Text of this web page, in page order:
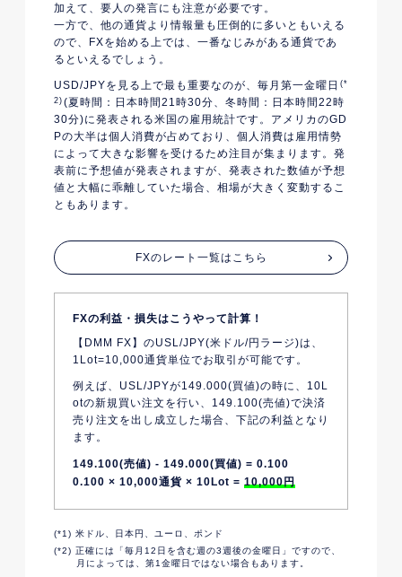
加えて、要人の発言にも注意が必要です。
一方で、他の通貨より情報量も圧倒的に多いともいえる
ので、FXを始める上では、一番なじみがある通貨であ
るといえるでしょう。
USD/JPYを見る上で最も重要なのが、毎月第一金曜日 (*
2) (夏時間：日本時間21時30分、冬時間：日本時間22時
30分)に発表される米国の雇用統計です。アメリカのGD
Pの大半は個人消費が占めており、個人消費は雇用情勢
によって大きな影響を受けるため注目が集まります。発
表前に予想値が発表されますが、発表された数値が予想
値と大幅に乖離していた場合、相場が大きく変動するこ
ともあります。
FXのレート一覧はこちら
FXの利益・損失はこうやって計算！
【DMM FX】のUSL/JPY(米ドル/円ラージ)は、
1Lot=10,000通貨単位でお取引が可能です。
例えば、USL/JPYが149.000(買値)の時に、10L
otの新規買い注文を行い、149.100(売値)で決済
売り注文を出し成立した場合、下記の利益となり
ます。
149.100(売値) - 149.000(買値) = 0.100
0.100 × 10,000通貨 × 10Lot = 10,000円
(*1) 米ドル、日本円、ユーロ、ポンド
(*2) 正確には「毎月12日を含む週の3週後の金曜日」ですので、
月によっては、第1金曜日ではない場合もあります。